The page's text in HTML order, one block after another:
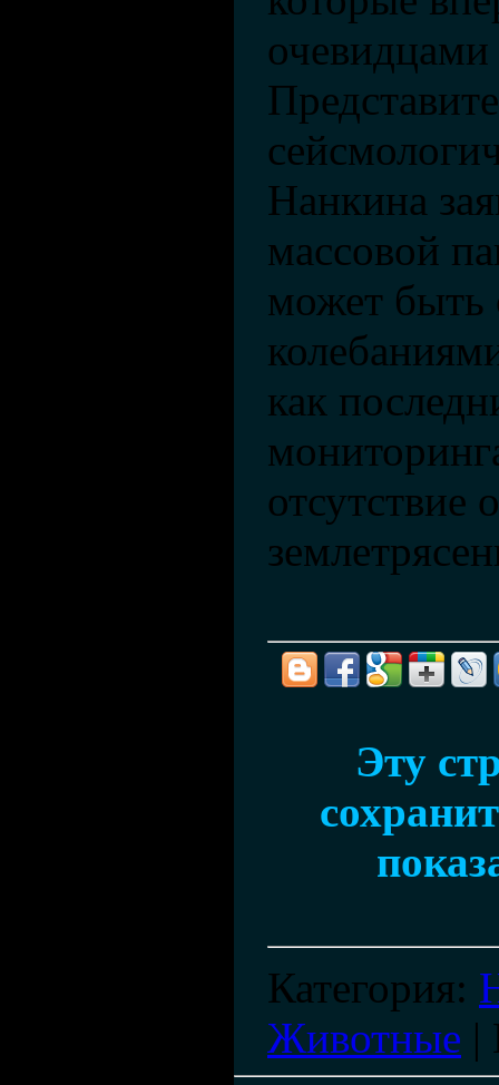
очевидцами
Нанкина
массовой
может быть
как
отсутствие
Эту
Категория:
Животные |